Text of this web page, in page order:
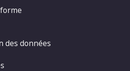
des données